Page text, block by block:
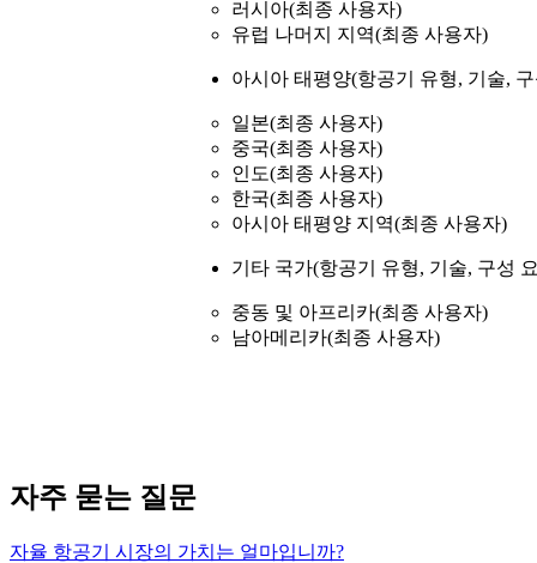
러시아(최종 사용자)
유럽 ​​나머지 지역(최종 사용자)
아시아 태평양(항공기 유형, 기술,
일본(최종 사용자)
중국(최종 사용자)
인도(최종 사용자)
한국(최종 사용자)
아시아 태평양 지역(최종 사용자)
기타 국가(항공기 유형, 기술, 구성
중동 및 아프리카(최종 사용자)
남아메리카(최종 사용자)
자주 묻는 질문
자율 항공기 시장의 가치는 얼마입니까?